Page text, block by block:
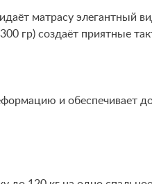
матрасу элегантный
гр) создаёт приятные
и обеспечивает